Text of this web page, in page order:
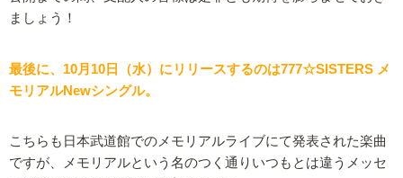
ましょう！
最後に、10月10日（水）にリリースするのは777☆SISTERS メ
モリアルNewシングル。
こちらも日本武道館でのメモリアルライブにて発表された楽曲
ですが、メモリアルという名のつく通りいつもとは違うメッセ